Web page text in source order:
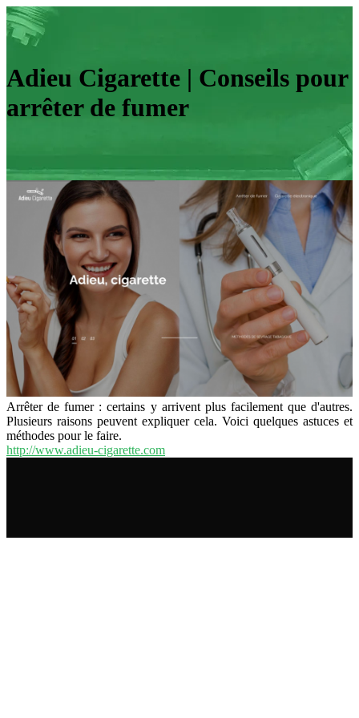
Adieu Cigarette | Conseils pour
arrêter de fumer
Arrêter de fumer : certains y arrivent plus facilement que d'autres.
Plusieurs raisons peuvent expliquer cela. Voici quelques astuces et
méthodes pour le faire.
http://www.adieu-cigarette.com